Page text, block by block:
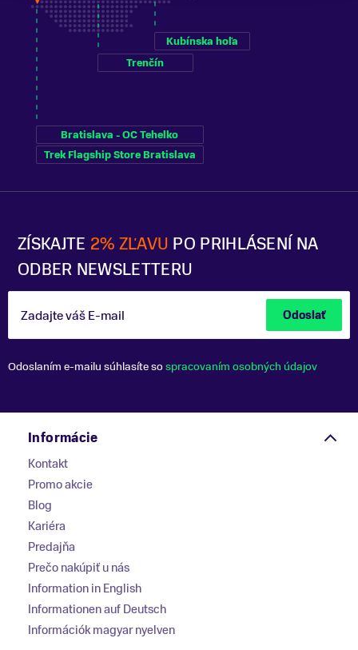
ZÍSKAJTE 2% ZĽAVU PO PRIHLÁSENÍ NA
ODBER NEWSLETTERU
Zadajte váš E-mail Odoslať
Odoslaním e-mailu súhlasíte sospracovaním osobných údajov
Bratislava - OC Tehelko
Trek Flagship Store Bratislava
Trenčín
Kubínska hoľa
Informácie
Kontakt
Promo akcie
Blog
Kariéra
Predajňa
Prečo nakúpiť u nás
Information in English
Informationen auf Deutsch
Információk magyar nyelven